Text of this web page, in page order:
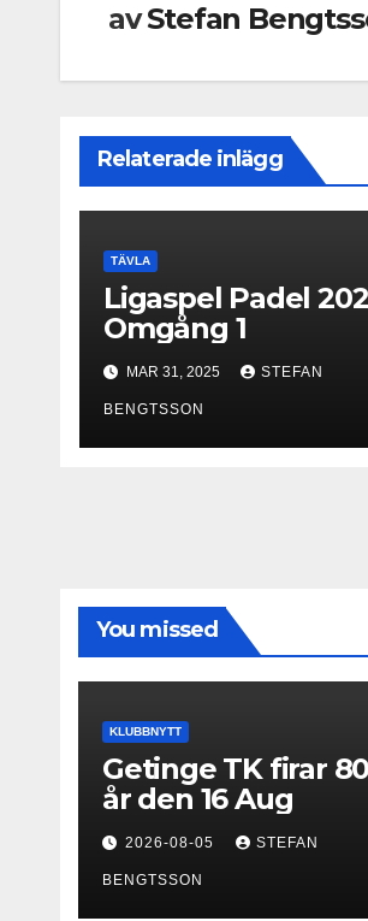
avStefan
Relaterade inlägg
TÄVLA
Ligaspel Padel
Omgång 1
MAR 31, 2025 STEFAN
BENGTSSON
You missed
KLUBBNYTT
Getinge TK firar 80
år den 16 Aug
2026-08-05 STEFAN
BENGTSSON